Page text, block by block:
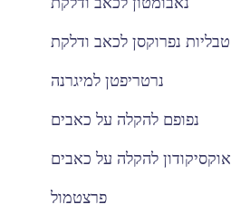
טבליות נפרוקסן לכאב ודלקת
נרטריפטן למיגרנה
נפופם להקלה על כאבים
אוקסיקודון להקלה על כאבים
פרצטמול